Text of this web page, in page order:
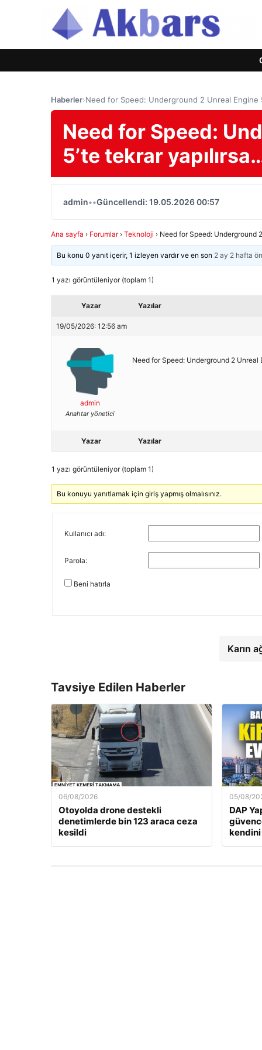
Haberler›Need for Speed: Underground 2 Unreal Engine
Need for Speed:
5’te tekrar
admin••Güncellendi: 19.05.2026 00:57
Ana sayfa › Forumlar › Teknoloji › Need for Speed: Underground
Bu konu 0 yanıt içerir, 1 izleyen vardır ve en son 2 ay 2 hafta
1 yazı görüntüleniyor (toplam 1)
Yazar Yazılar
19/05/2026: 12:56 am
admin
Anahtar yönetici
Need for Speed: Underground 2 Unreal
Yazar Yazılar
1 yazı görüntüleniyor (toplam 1)
Bu konuyu yanıtlamak için giriş yapmış olmalısınız.
Kullanıcı adı:
Parola:
Beni hatırla
Karın
Tavsiye Edilen Haberler
06/08/2026
Otoyolda drone destekli
denetimlerde bin 123 araca ceza
kesildi
05/08/
DAP